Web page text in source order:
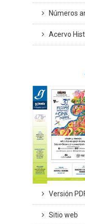
Números
Acervo
Versión
Sitio web